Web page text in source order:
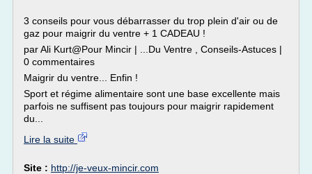
3 conseils pour vous débarrasser du trop plein d'air ou de
gaz pour maigrir du ventre + 1 CADEAU !
par Ali Kurt@Pour Mincir | ...Du Ventre , Conseils-Astuces |
0 commentaires
Maigrir du ventre... Enfin !
Sport et régime alimentaire sont une base excellente mais
parfois ne suffisent pas toujours pour maigrir rapidement
du...
Lire la suite
Site : http://je-veux-mincir.com